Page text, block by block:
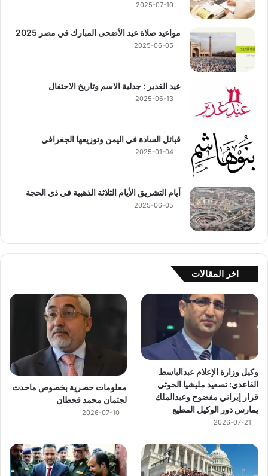
2025-07-10
مواعيد صلاة عيد الأضحى المبارك في مصر 2025
2025-06-05
عيد الغدير : جدلية الاسم وتاريخ الاحتفال
2025-06-13
قبائل السادة في اليمن وتوزيعها الجغرافي
2025-01-04
أيام التشريق الأيام الثلاثة الذهبية في ذي الحجة
2025-06-05
اخر المقالات
وكيل وزارة الإعلام عبدالباسط
القاعدي: تصعيد مليشيا الحوثي
قرار إيراني مفضوح وعبدالملك
يمارس دور الوكيل المطيع
2026-07-21
معلومات حصرية بخصوص ماحدث
لجثمان محمد قحطان
2026-07-10